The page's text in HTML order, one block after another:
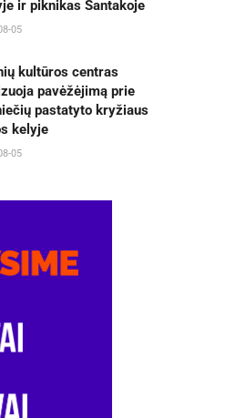
ir piknikas Santakoje
05
kultūros centras
pavėžėjimą prie
pastatyto kryžiaus
kelyje
05